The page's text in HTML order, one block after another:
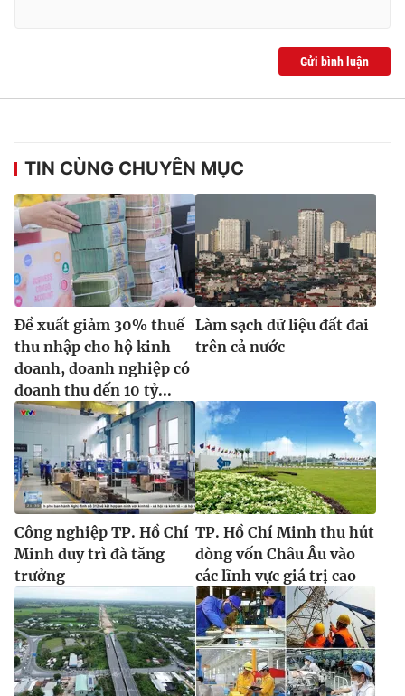
® Cấm sao chép dưới mọi hình thức nếu không có sự chấp
thuận bằng văn bản. Ghi rõ nguồn VTV.vn khi phát hành lại
thông tin từ website này.
Gửi bình luận
TIN CÙNG CHUYÊN MỤC
Đề xuất giảm 30% thuế
thu nhập cho hộ kinh
doanh, doanh nghiệp có
doanh thu đến 10 tỷ...
Làm sạch dữ liệu đất đai
trên cả nước
Công nghiệp TP. Hồ Chí
Minh duy trì đà tăng
trưởng
TP. Hồ Chí Minh thu hút
dòng vốn Châu Âu vào
các lĩnh vực giá trị cao